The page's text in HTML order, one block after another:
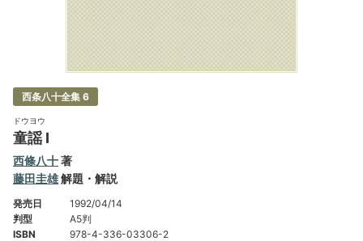
西条八十全集 6
ドウヨウ
童謡 Ⅰ
西條八十著
藤田圭雄解題・解説
発売日
1992/04/14
判型
A5判
ISBN
978-4-336-03306-2